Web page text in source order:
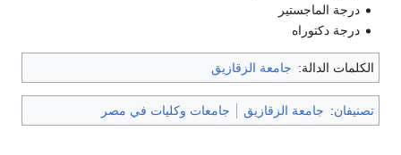
درجة الماجستير
درجة دكتوراه
الكلمات الدالة: جامعة الزقازيق
تصنيفان: جامعة الزقازيق جامعات وكليات في مصر